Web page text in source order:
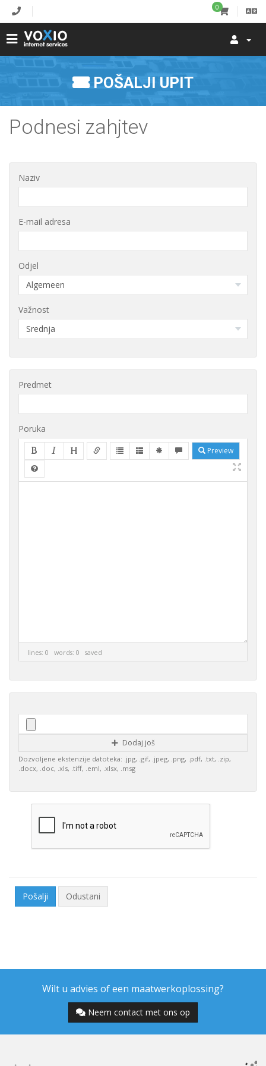
0
POŠALJI UPIT
Podnesi zahjtev
Naziv
E-mail adresa
Odjel
Važnost
Predmet
Poruka
Preview
lines: 0 words: 0 saved
Dodaj još
Dozvoljene ekstenzije datoteka: .jpg, .gif, .jpeg, .png, .pdf, .txt, .zip,
.docx, .doc, .xls, .tiff, .eml, .xlsx, .msg
Odustani
Wilt u advies of een maatwerkoplossing?
Neem contact met ons op